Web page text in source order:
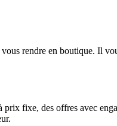
rendre en boutique. Il
fixe, des offres avec